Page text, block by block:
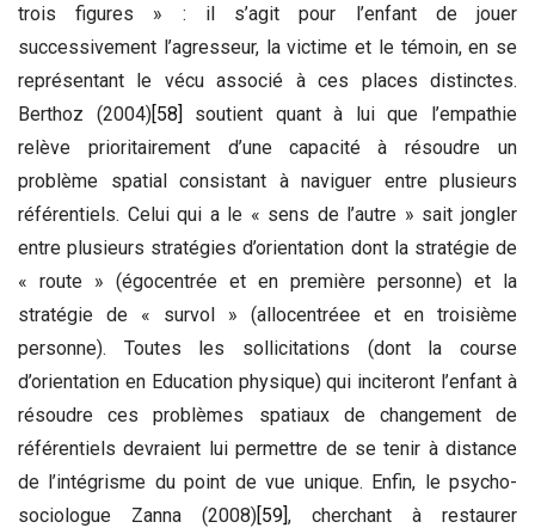
trois figures » : il s’agit pour l’enfant de jouer
successivement l’agresseur, la victime et le témoin, en se
représentant le vécu associé à ces places distinctes.
Berthoz (2004)[58] soutient quant à lui que l’empathie
relève prioritairement d’une capacité à résoudre un
problème spatial consistant à naviguer entre plusieurs
référentiels. Celui qui a le « sens de l’autre » sait jongler
entre plusieurs stratégies d’orientation dont la stratégie de
« route » (égocentrée et en première personne) et la
stratégie de « survol » (allocentréee et en troisième
personne). Toutes les sollicitations (dont la course
d’orientation en Education physique) qui inciteront l’enfant à
résoudre ces problèmes spatiaux de changement de
référentiels devraient lui permettre de se tenir à distance
de l’intégrisme du point de vue unique. Enfin, le psycho-
sociologue Zanna (2008)[59], cherchant à restaurer